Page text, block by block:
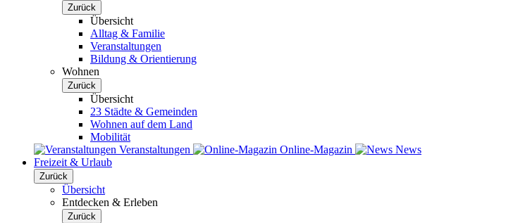
Zurück
Übersicht
Alltag & Familie
Veranstaltungen
Bildung & Orientierung
Wohnen
Zurück
Übersicht
23 Städte & Gemeinden
Wohnen auf dem Land
Mobilität
Veranstaltungen
Online-Magazin
News
Freizeit & Urlaub
Zurück
Übersicht
Entdecken & Erleben
Zurück